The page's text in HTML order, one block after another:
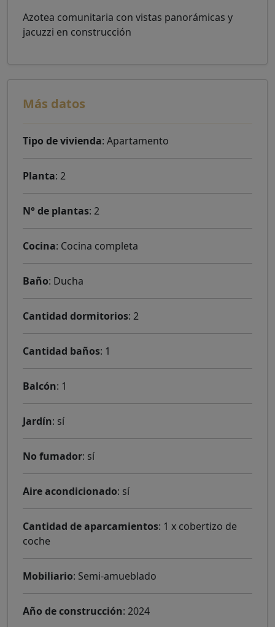
Azotea comunitaria con vistas panorámicas y
jacuzzi en construcción
Más datos
Tipo de vivienda: Apartamento
Planta: 2
N° de plantas: 2
Cocina: Cocina completa
Baño: Ducha
Cantidad dormitorios: 2
Cantidad baños: 1
Balcón: 1
Jardín: sí
No fumador: sí
Aire acondicionado: sí
Cantidad de aparcamientos: 1 x cobertizo de
coche
Mobiliario: Semi-amueblado
Año de construcción: 2024